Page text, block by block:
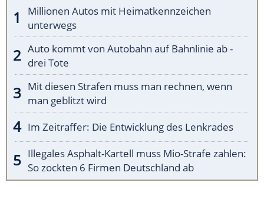
Millionen Autos mit Heimatkennzeichen
unterwegs
Auto kommt von Autobahn auf Bahnlinie ab -
drei Tote
Mit diesen Strafen muss man rechnen, wenn
man geblitzt wird
Im Zeitraffer: Die Entwicklung des Lenkrades
Illegales Asphalt-Kartell muss Mio-Strafe zahlen:
So zockten 6 Firmen Deutschland ab